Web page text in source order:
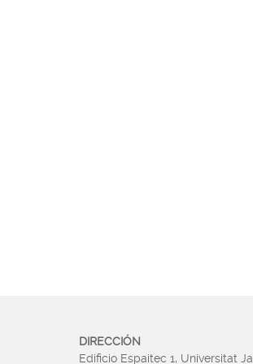
DIRECCIÓN
Edificio Espaitec 1, Universitat